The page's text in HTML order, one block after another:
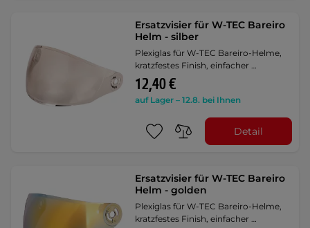
Ersatzvisier für W-TEC Bareiro
Helm - silber
Plexiglas für W-TEC Bareiro-Helme,
kratzfestes Finish, einfacher …
12,40 €
auf Lager – 12.8. bei Ihnen
Detail
Ersatzvisier für W-TEC Bareiro
Helm - golden
Plexiglas für W-TEC Bareiro-Helme,
kratzfestes Finish, einfacher …